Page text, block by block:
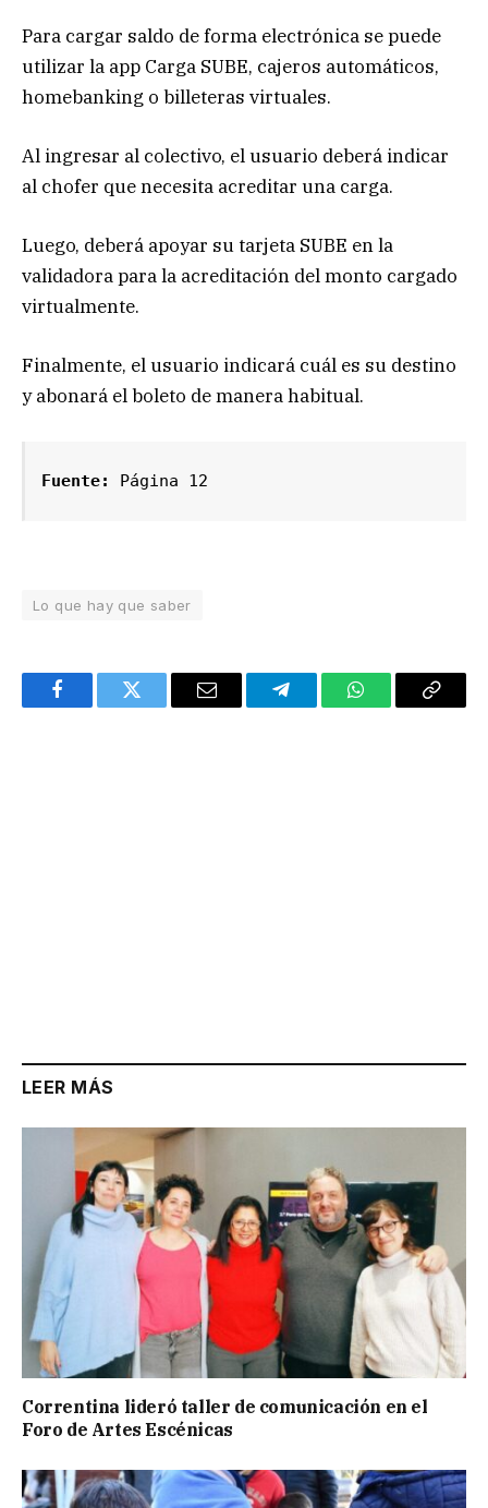
Para cargar saldo de forma electrónica se puede
utilizar la app Carga SUBE, cajeros automáticos,
homebanking o billeteras virtuales.
Al ingresar al colectivo, el usuario deberá indicar
al chofer que necesita acreditar una carga.
Luego, deberá apoyar su tarjeta SUBE en la
validadora para la acreditación del monto cargado
virtualmente.
Finalmente, el usuario indicará cuál es su destino
y abonará el boleto de manera habitual.
Fuente: Página 12
Lo que hay que saber
FacebookTwitter Email TelegramWhatsAppCopy
LEER MÁS
Correntina lideró taller de comunicación en el
Foro de Artes Escénicas